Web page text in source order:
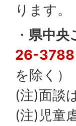
ります。
・ 県中央
26-3788
を除く）
(注)面談
(注)児童